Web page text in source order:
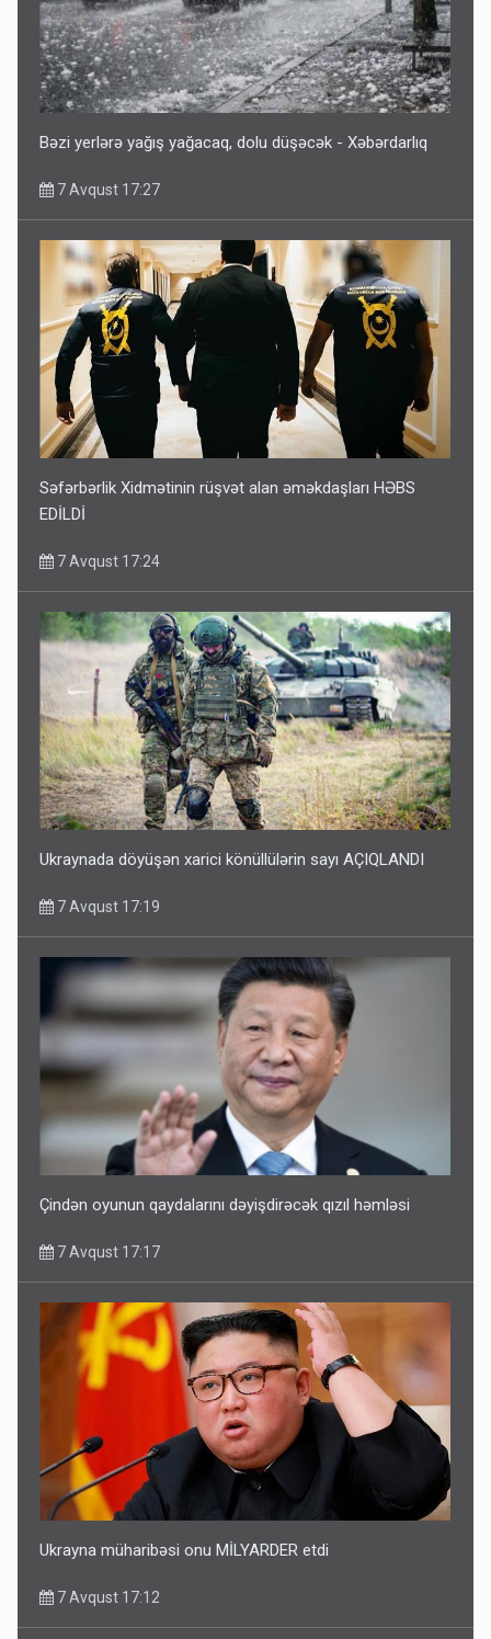
Bəzi yerlərə yağış yağacaq, dolu düşəcək - Xəbərdarlıq
7 Avqust 17:27
Səfərbərlik Xidmətinin rüşvət alan əməkdaşları HƏBS
EDİLDİ
7 Avqust 17:24
Ukraynada döyüşən xarici könüllülərin sayı AÇIQLANDI
7 Avqust 17:19
Çindən oyunun qaydalarını dəyişdirəcək qızıl həmləsi
7 Avqust 17:17
Ukrayna müharibəsi onu MİLYARDER etdi
7 Avqust 17:12